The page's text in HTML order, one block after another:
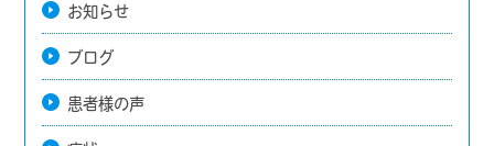
お知らせ
ブログ
患者様の声